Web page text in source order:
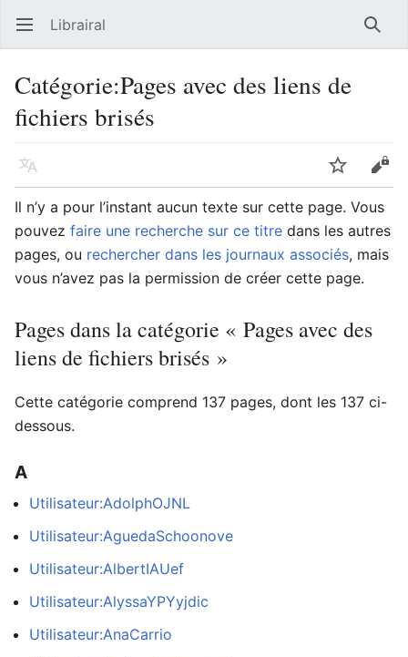
Ouvrir le menu principal Librairal
Catégorie:Pages avec des liens de
fichiers brisés
Langue Suivre
Il n’y a pour l’instant aucun texte sur cette page. Vous
pouvez faire une recherche sur ce titre dans les autres
pages, ou rechercher dans les journaux associés, mais
vous n’avez pas la permission de créer cette page.
Pages dans la catégorie « Pages avec des
liens de fichiers brisés »
Cette catégorie comprend 137 pages, dont les 137 ci-
dessous.
A
Utilisateur:AdolphOJNL
Utilisateur:AguedaSchoonove
Utilisateur:AlbertIAUef
Utilisateur:AlyssaYPYyjdic
Utilisateur:AnaCarrio